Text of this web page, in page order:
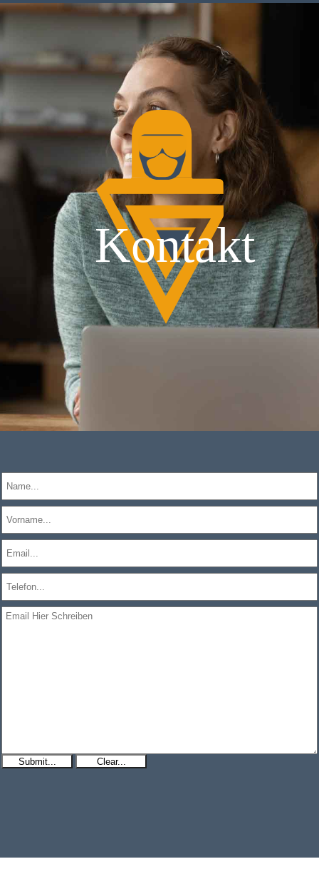
Kontakt
Submit... Clear...